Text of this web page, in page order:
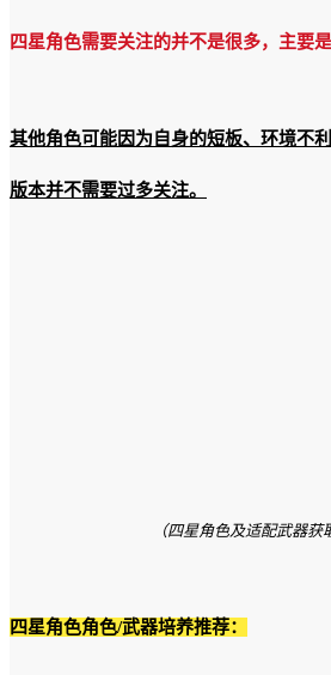
四星角色需要关注的并不是很多，主要
其他角色可能因为自身的短板、环境不
版本并不需要过多关注。
（四星角色及适配武器获
四星角色角色/武器培养推荐：